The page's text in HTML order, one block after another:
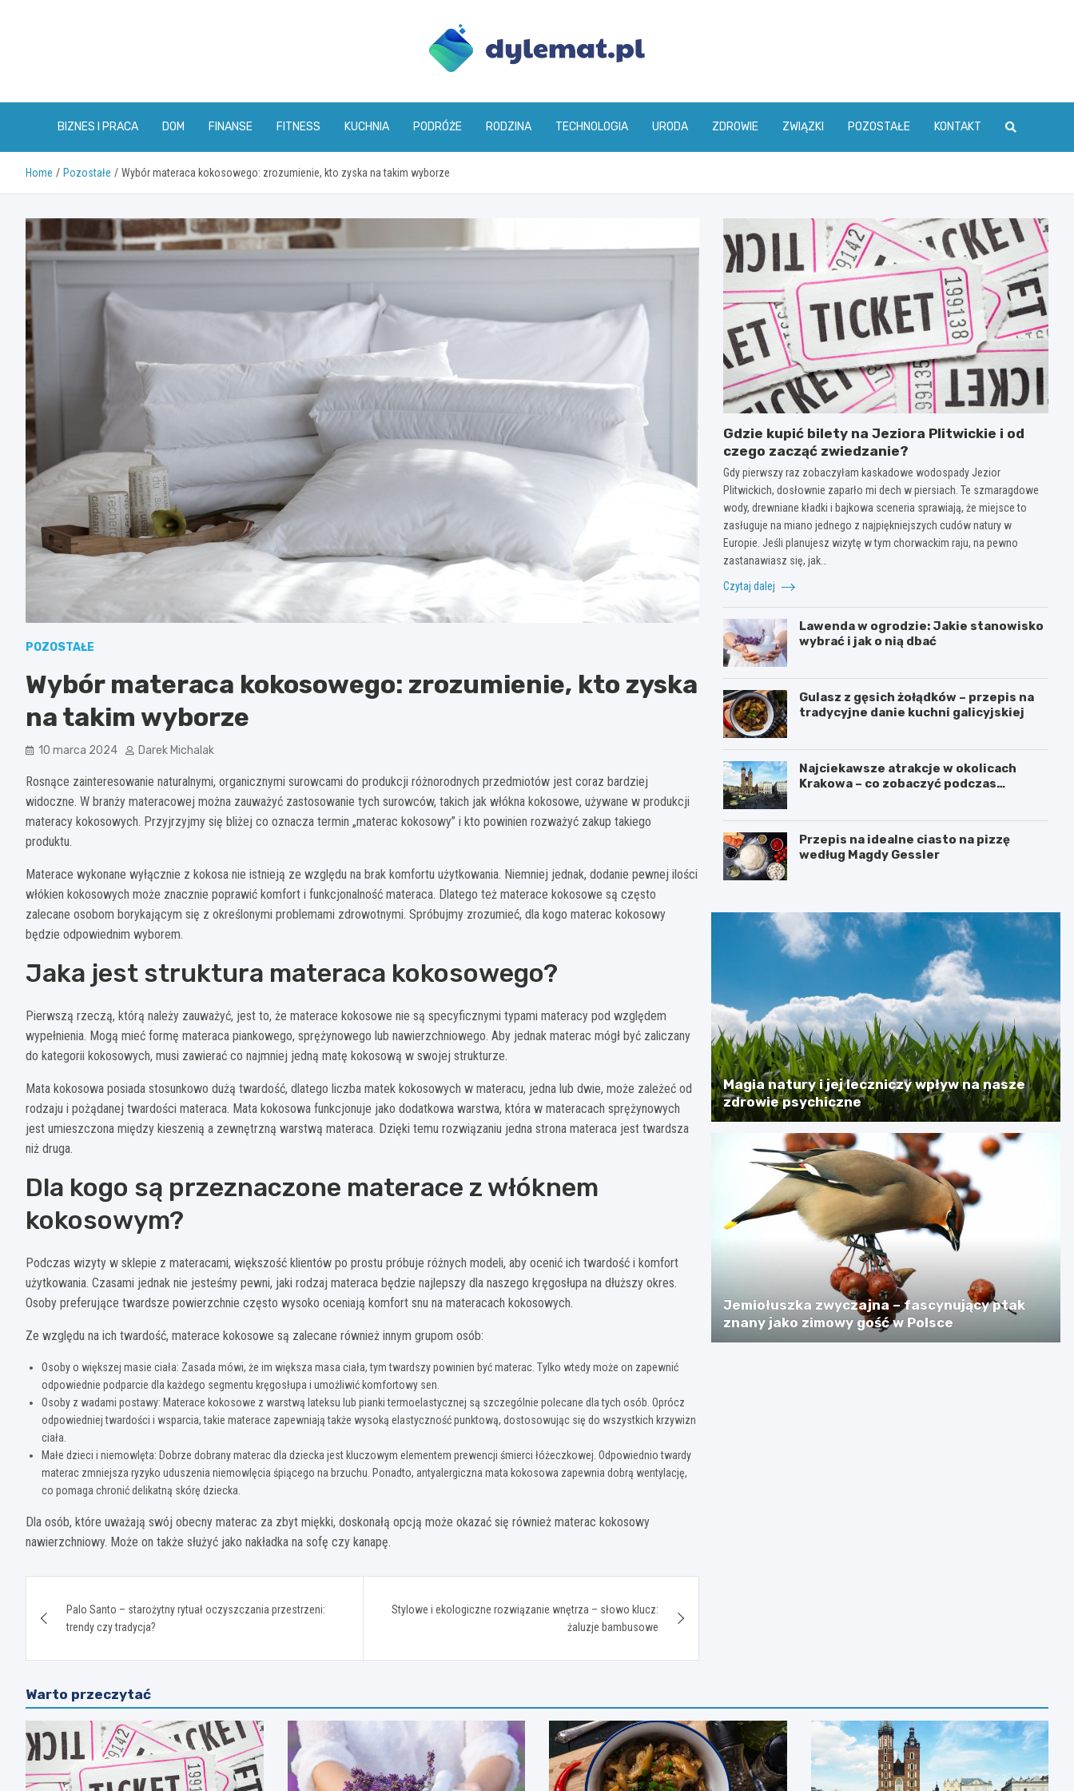
dylemat.pl
BIZNES I PRACA DOM FINANSE FITNESS KUCHNIA PODRÓŻE RODZINA TECHNOLOGIA URODA ZDROWIE ZWIĄZKI POZOSTAŁE KONTAKT
Home Pozostałe Wybór materaca kokosowego: zrozumienie, kto zyska na takim wyborze
POZOSTAŁE
Wybór materaca kokosowego: zrozumienie, kto zyska
na takim wyborze
10 marca 2024 Darek Michalak
Rosnące zainteresowanie naturalnymi, organicznymi surowcami do produkcji różnorodnych przedmiotów jest coraz bardziej
widoczne. W branży materacowej można zauważyć zastosowanie tych surowców, takich jak włókna kokosowe, używane w produkcji
materacy kokosowych. Przyjrzyjmy się bliżej co oznacza termin „materac kokosowy” i kto powinien rozważyć zakup takiego
produktu.
Materace wykonane wyłącznie z kokosa nie istnieją ze względu na brak komfortu użytkowania. Niemniej jednak, dodanie pewnej ilości
włókien kokosowych może znacznie poprawić komfort i funkcjonalność materaca. Dlatego też materace kokosowe są często
zalecane osobom borykającym się z określonymi problemami zdrowotnymi. Spróbujmy zrozumieć, dla kogo materac kokosowy
będzie odpowiednim wyborem.
Jaka jest struktura materaca kokosowego?
Pierwszą rzeczą, którą należy zauważyć, jest to, że materace kokosowe nie są specyficznymi typami materacy pod względem
wypełnienia. Mogą mieć formę materaca piankowego, sprężynowego lub nawierzchniowego. Aby jednak materac mógł być zaliczany
do kategorii kokosowych, musi zawierać co najmniej jedną matę kokosową w swojej strukturze.
Mata kokosowa posiada stosunkowo dużą twardość, dlatego liczba matek kokosowych w materacu, jedna lub dwie, może zależeć od
rodzaju i pożądanej twardości materaca. Mata kokosowa funkcjonuje jako dodatkowa warstwa, która w materacach sprężynowych
jest umieszczona między kieszenią a zewnętrzną warstwą materaca. Dzięki temu rozwiązaniu jedna strona materaca jest twardsza
niż druga.
Dla kogo są przeznaczone materace z włóknem
kokosowym?
Podczas wizyty w sklepie z materacami, większość klientów po prostu próbuje różnych modeli, aby ocenić ich twardość i komfort
użytkowania. Czasami jednak nie jesteśmy pewni, jaki rodzaj materaca będzie najlepszy dla naszego kręgosłupa na dłuższy okres.
Osoby preferujące twardsze powierzchnie często wysoko oceniają komfort snu na materacach kokosowych.
Ze względu na ich twardość, materace kokosowe są zalecane również innym grupom osób:
Osoby o większej masie ciała: Zasada mówi, że im większa masa ciała, tym twardszy powinien być materac. Tylko wtedy może on zapewnić
odpowiednie podparcie dla każdego segmentu kręgosłupa i umożliwić komfortowy sen.
Osoby z wadami postawy: Materace kokosowe z warstwą lateksu lub pianki termoelastycznej są szczególnie polecane dla tych osób. Oprócz
odpowiedniej twardości i wsparcia, takie materace zapewniają także wysoką elastyczność punktową, dostosowując się do wszystkich krzywizn
ciała.
Małe dzieci i niemowlęta: Dobrze dobrany materac dla dziecka jest kluczowym elementem prewencji śmierci łóżeczkowej. Odpowiednio twardy
materac zmniejsza ryzyko uduszenia niemowlęcia śpiącego na brzuchu. Ponadto, antyalergiczna mata kokosowa zapewnia dobrą wentylację,
co pomaga chronić delikatną skórę dziecka.
Dla osób, które uważają swój obecny materac za zbyt miękki, doskonałą opcją może okazać się również materac kokosowy
nawierzchniowy. Może on także służyć jako nakładka na sofę czy kanapę.
wpisuPalo Santo – starożytny rytuał oczyszczania przestrzeni:
trendy czy tradycja?
Stylowe i ekologiczne rozwiązanie wnętrza – słowo klucz:
żaluzje bambusowe
Gdzie kupić bilety na Jeziora Plitwickie i od
czego zacząć zwiedzanie?
Gdy pierwszy raz zobaczyłam kaskadowe wodospady Jezior
Plitwickich, dosłownie zaparło mi dech w piersiach. Te szmaragdowe
wody, drewniane kładki i bajkowa sceneria sprawiają, że miejsce to
zasługuje na miano jednego z najpiękniejszych cudów natury w
Europie. Jeśli planujesz wizytę w tym chorwackim raju, na pewno
zastanawiasz się, jak…
Czytaj dalej
Lawenda w ogrodzie: Jakie stanowisko
wybrać i jak o nią dbać
Gulasz z gęsich żołądków – przepis na
tradycyjne danie kuchni galicyjskiej
Najciekawsze atrakcje w okolicach
Krakowa – co zobaczyć podczas
Przepis na idealne ciasto na pizzę
według Magdy Gessler
Magia natury i jej leczniczy wpływ na nasze
zdrowie psychiczne
Jemiołuszka zwyczajna – fascynujący ptak
znany jako zimowy gość w Polsce
Warto przeczytać